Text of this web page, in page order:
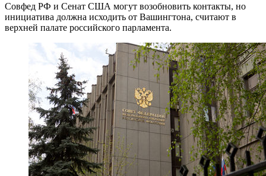
Совфед РФ и Сенат США могут возобновить контакты, но
инициатива должна исходить от Вашингтона, считают в
верхней палате российского парламента.